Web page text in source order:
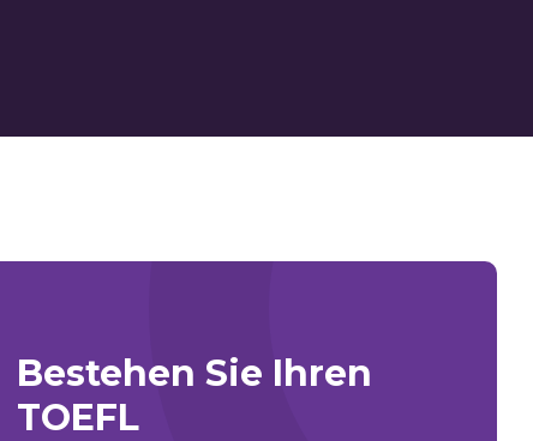
Bestehen Sie Ihren
TOEFL